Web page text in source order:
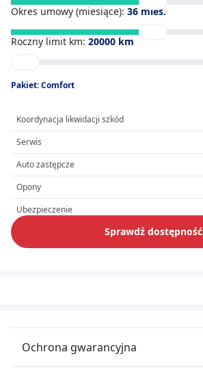
Okres umowy (miesiące): 36 mies.
Roczny limit km: 20000 km
Pakiet: Comfort
Koordynacja likwidacji szkód
Serwis
Auto zastępcze
Opony
Ubezpieczenie
Sprawdź dostępność
Ochrona gwarancyjna